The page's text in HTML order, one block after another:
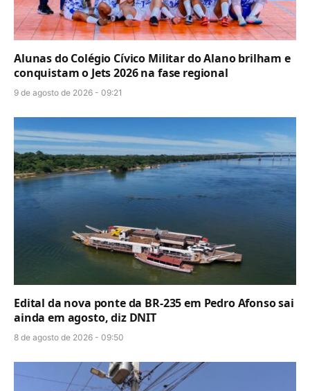
Alunas do Colégio Cívico Militar do Alano brilham e
conquistam o Jets 2026 na fase regional
9 de agosto de 2026 - 09:21
Edital da nova ponte da BR-235 em Pedro Afonso sai
ainda em agosto, diz DNIT
8 de agosto de 2026 - 09:50